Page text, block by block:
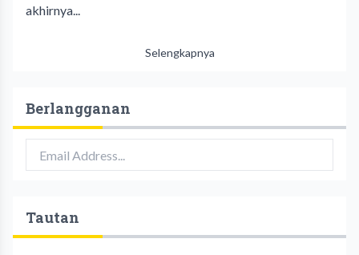
akhirnya...
Selengkapnya
Berlangganan
Tautan